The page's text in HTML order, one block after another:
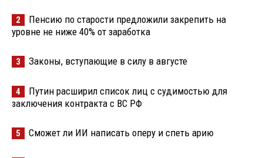
2
Пенсию по старости предложили закрепить на
уровне не ниже 40% от заработка
3 Законы, вступающие в силу в августе
4
Путин расширил список лиц с судимостью для
заключения контракта с ВС РФ
5 Сможет ли ИИ написать оперу и спеть арию